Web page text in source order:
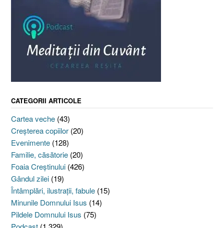
CATEGORII ARTICOLE
Cartea veche (43)
Creşterea copiilor (20)
Evenimente (128)
Familie, căsătorie (20)
Foaia Creştinului (426)
Gândul zilei (19)
Întâmplări, ilustraţii, fabule (15)
Minunile Domnului Isus (14)
Pildele Domnului Isus (75)